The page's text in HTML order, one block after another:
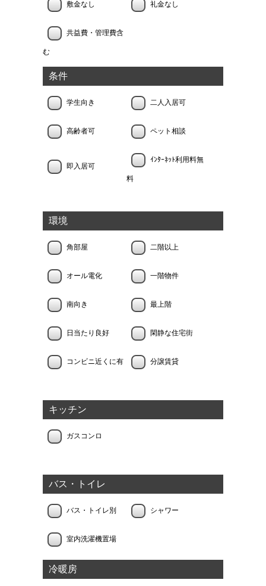
敷金なし 礼金なし
共益費・管理費含
む
条件
学生向き 二人入居可
高齢者可 ペット相談
即入居可
ｲﾝﾀｰﾈｯﾄ利用料無
料
環境
角部屋 二階以上
オール電化 一階物件
南向き 最上階
日当たり良好 閑静な住宅街
コンビニ近くに有 分譲賃貸
キッチン
ガスコンロ
バス・トイレ
バス・トイレ別 シャワー
室内洗濯機置場
冷暖房